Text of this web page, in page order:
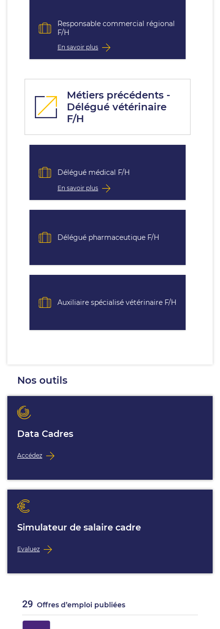
Responsable commercial régional
F/H
En savoir plus
Métiers précédents -
Délégué vétérinaire
F/H
Délégué médical F/H
En savoir plus
Délégué pharmaceutique F/H
Auxiliaire spécialisé vétérinaire F/H
Nos outils
Data Cadres
Accédez
Simulateur de salaire cadre
Evaluez
29 Offres d’emploi publiées